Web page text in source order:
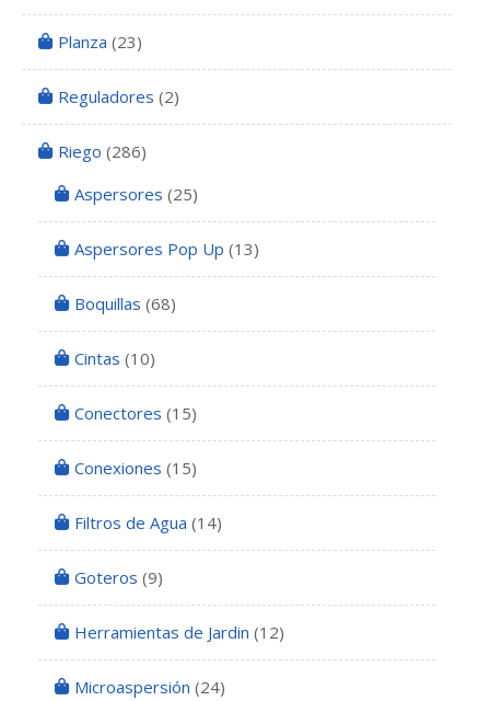
Planza (23)
Reguladores (2)
Riego (286)
Aspersores (25)
Aspersores Pop Up (13)
Boquillas (68)
Cintas (10)
Conectores (15)
Conexiones (15)
Filtros de Agua (14)
Goteros (9)
Herramientas de Jardin (12)
Microaspersión (24)